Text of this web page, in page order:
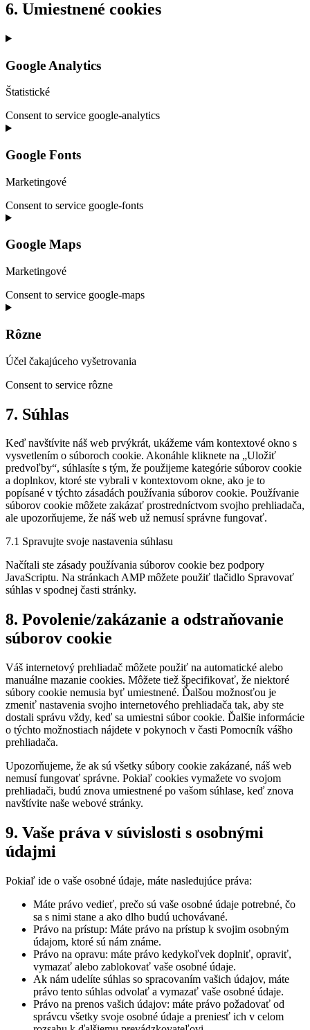
6. Umiestnené cookies
Google Analytics
Štatistické
Consent to service google-analytics
Google Fonts
Marketingové
Consent to service google-fonts
Google Maps
Marketingové
Consent to service google-maps
Rôzne
Účel čakajúceho vyšetrovania
Consent to service rôzne
7. Súhlas
Keď navštívite náš web prvýkrát, ukážeme vám kontextové okno s
vysvetlením o súboroch cookie. Akonáhle kliknete na „Uložiť
predvoľby“, súhlasíte s tým, že použijeme kategórie súborov cookie
a doplnkov, ktoré ste vybrali v kontextovom okne, ako je to
popísané v týchto zásadách používania súborov cookie. Používanie
súborov cookie môžete zakázať prostredníctvom svojho prehliadača,
ale upozorňujeme, že náš web už nemusí správne fungovať.
7.1 Spravujte svoje nastavenia súhlasu
Načítali ste zásady používania súborov cookie bez podpory
JavaScriptu. Na stránkach AMP môžete použiť tlačidlo Spravovať
súhlas v spodnej časti stránky.
8. Povolenie/zakázanie a odstraňovanie
súborov cookie
Váš internetový prehliadač môžete použiť na automatické alebo
manuálne mazanie cookies. Môžete tiež špecifikovať, že niektoré
súbory cookie nemusia byť umiestnené. Ďalšou možnosťou je
zmeniť nastavenia svojho internetového prehliadača tak, aby ste
dostali správu vždy, keď sa umiestni súbor cookie. Ďalšie informácie
o týchto možnostiach nájdete v pokynoch v časti Pomocník vášho
prehliadača.
Upozorňujeme, že ak sú všetky súbory cookie zakázané, náš web
nemusí fungovať správne. Pokiaľ cookies vymažete vo svojom
prehliadači, budú znova umiestnené po vašom súhlase, keď znova
navštívite naše webové stránky.
9. Vaše práva v súvislosti s osobnými
údajmi
Pokiaľ ide o vaše osobné údaje, máte nasledujúce práva:
Máte právo vedieť, prečo sú vaše osobné údaje potrebné, čo
sa s nimi stane a ako dlho budú uchovávané.
Právo na prístup: Máte právo na prístup k svojim osobným
údajom, ktoré sú nám známe.
Právo na opravu: máte právo kedykoľvek doplniť, opraviť,
vymazať alebo zablokovať vaše osobné údaje.
Ak nám udelíte súhlas so spracovaním vašich údajov, máte
právo tento súhlas odvolať a vymazať vaše osobné údaje.
Právo na prenos vašich údajov: máte právo požadovať od
správcu všetky svoje osobné údaje a preniesť ich v celom